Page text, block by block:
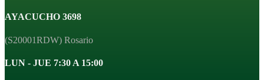
AYACUCHO 3698
(S20001RDW) Rosario
LUN - JUE 7:30 A 15:00